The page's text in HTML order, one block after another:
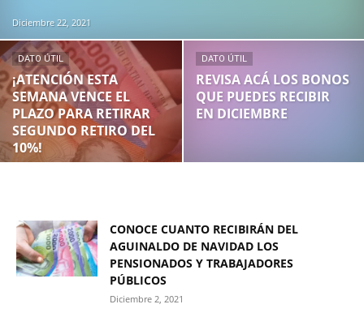
Diciembre 22, 2021
DATO ÚTIL
¡ATENCIÓN ESTA
SEMANA VENCE EL
PLAZO PARA RETIRAR
SEGUNDO RETIRO DEL
10%!
DATO ÚTIL
REVISA ACÁ LOS BONOS
QUE PUEDES RECIBIR
EN DICIEMBRE
CONOCE CUANTO RECIBIRÁN DEL
AGUINALDO DE NAVIDAD LOS
PENSIONADOS Y TRABAJADORES
PÚBLICOS
Diciembre 2, 2021